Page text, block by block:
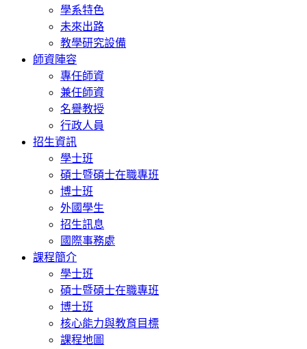
學系特色
未來出路
教學研究設備
師資陣容
專任師資
兼任師資
名譽教授
行政人員
招生資訊
學士班
碩士暨碩士在職專班
博士班
外國學生
招生訊息
國際事務處
課程簡介
學士班
碩士暨碩士在職專班
博士班
核心能力與教育目標
課程地圖